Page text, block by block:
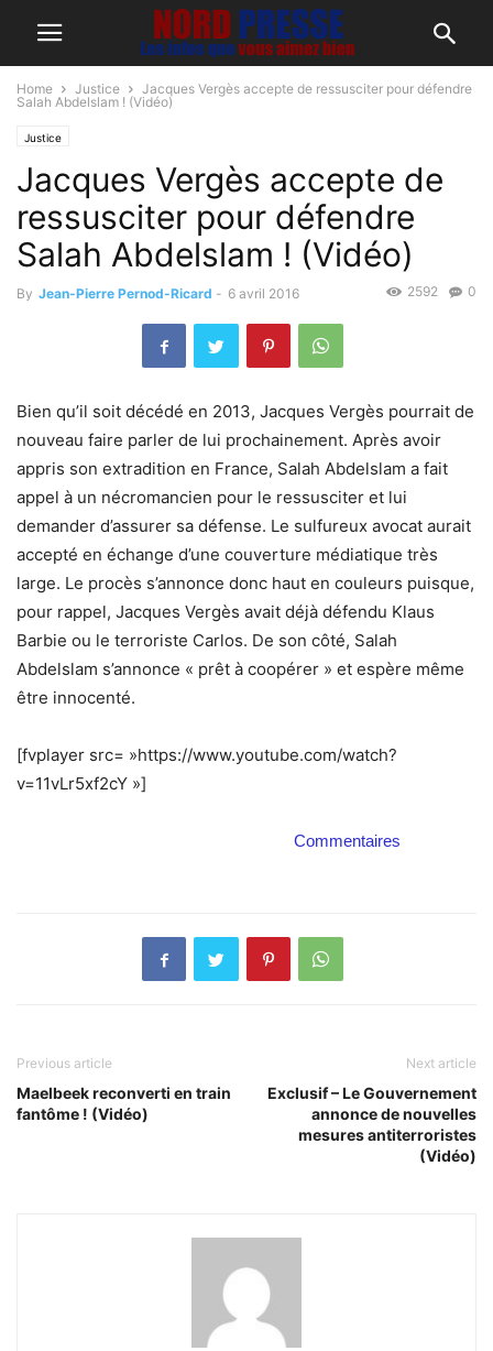
Home Justice
Jacques Vergès accepte de ressusciter pour défendre
Salah Abdelslam ! (Vidéo)
Justice
Jacques Vergès accepte de
ressusciter pour défendre
Salah Abdelslam ! (Vidéo)
By Jean-Pierre Pernod-Ricard - 6 avril 2016 0
2592
Bien qu’il soit décédé en 2013, Jacques Vergès pourrait de
nouveau faire parler de lui prochainement. Après avoir
appris son extradition en France, Salah Abdelslam a fait
appel à un nécromancien pour le ressusciter et lui
demander d’assurer sa défense. Le sulfureux avocat aurait
accepté en échange d’une couverture médiatique très
large. Le procès s’annonce donc haut en couleurs puisque,
pour rappel, Jacques Vergès avait déjà défendu Klaus
Barbie ou le terroriste Carlos. De son côté, Salah
Abdelslam s’annonce « prêt à coopérer » et espère même
être innocenté.
[fvplayer src= »https://www.youtube.com/watch?
v=11vLr5xf2cY »]
Commentaires
Previous article
Maelbeek reconverti en train
fantôme ! (Vidéo)
Next article
Exclusif – Le Gouvernement
annonce de nouvelles
mesures antiterroristes
(Vidéo)